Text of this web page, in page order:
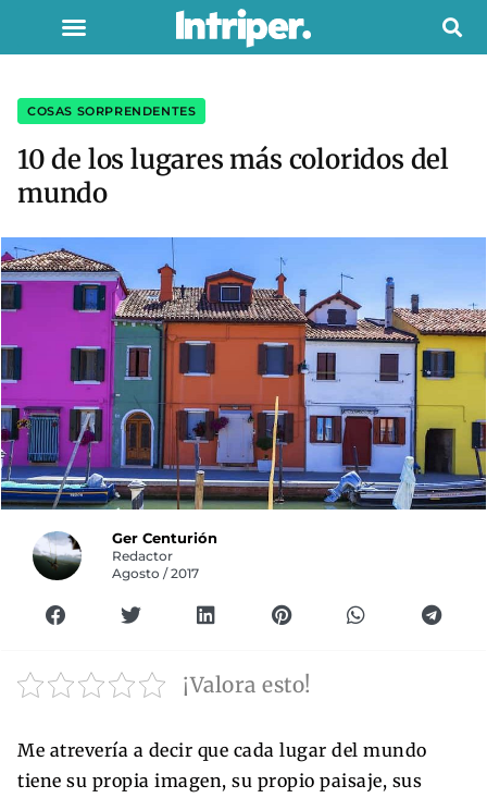
COSAS SORPRENDENTES
10 de los lugares más coloridos del
mundo
Ger Centurión
Redactor
Agosto / 2017
¡Valora esto!
Me atrevería a decir que cada lugar del mundo
tiene su propia imagen, su propio paisaje, sus